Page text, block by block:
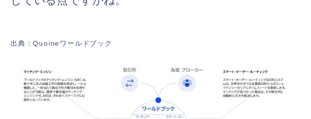
出典：Quoineワールドブック